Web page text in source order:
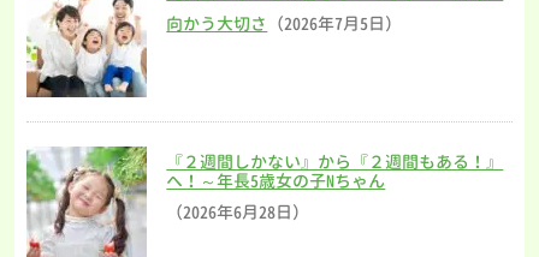
向かう大切さ （2026年7月5日）
『２週間しかない』から『２週間もある！』
へ！～年長5歳女の子Nちゃん
（2026年6月28日）